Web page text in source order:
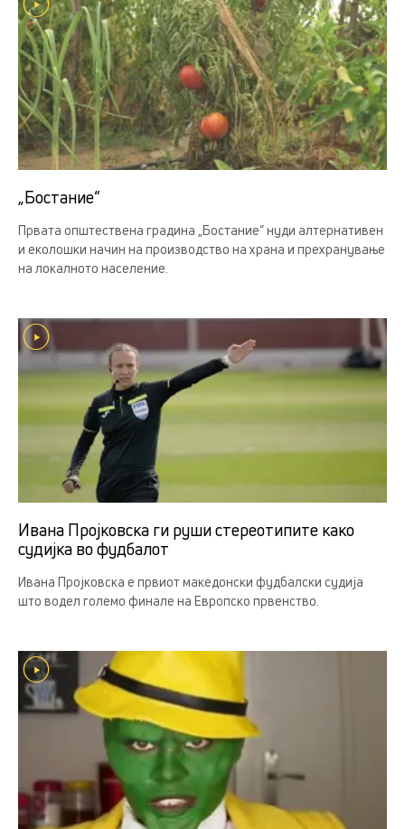
„Бостание“
Првата општествена градина „Бостание“ нуди алтернативен
и еколошки начин на производство на храна и прехранување
на локалното население.
Ивана Пројковска ги руши стереотипите како
судијка во фудбалот
Ивана Пројковска е првиот македонски фудбалски судија
што водел големо финале на Европско првенство.